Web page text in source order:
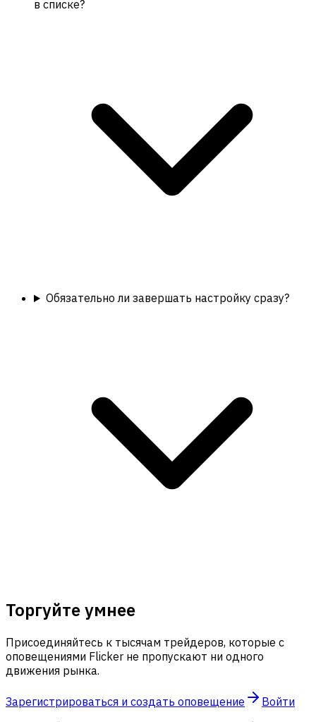
в списке?
Обязательно ли завершать настройку сразу?
Торгуйте умнее
Присоединяйтесь к тысячам трейдеров, которые с
оповещениями Flicker не пропускают ни одного
движения рынка.
Зарегистрироваться и создать оповещение
Войти